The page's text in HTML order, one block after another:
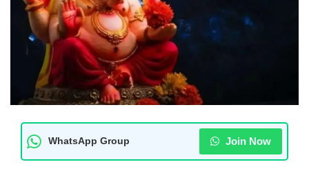
WhatsApp Group Join Now